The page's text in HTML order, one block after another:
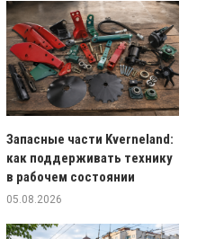
Запасные части Kverneland:
как поддерживать технику
в рабочем состоянии
05.08.2026